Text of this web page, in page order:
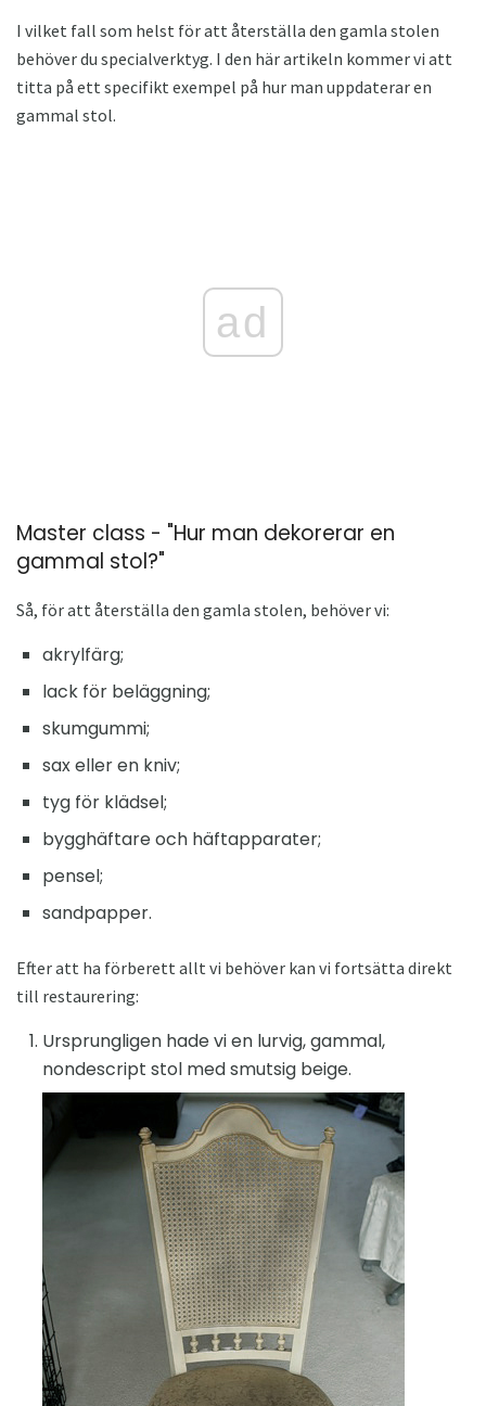
I vilket fall som helst för att återställa den gamla stolen
behöver du specialverktyg. I den här artikeln kommer vi att
titta på ett specifikt exempel på hur man uppdaterar en
gammal stol.
ad
Master class - "Hur man dekorerar en
gammal stol?"
Så, för att återställa den gamla stolen, behöver vi:
akrylfärg;
lack för beläggning;
skumgummi;
sax eller en kniv;
tyg för klädsel;
bygghäftare och häftapparater;
pensel;
sandpapper.
Efter att ha förberett allt vi behöver kan vi fortsätta direkt
till restaurering:
Ursprungligen hade vi en lurvig, gammal,
nondescript stol med smutsig beige.